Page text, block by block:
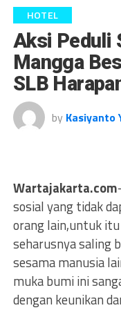
HOTEL
Aksi Peduli
Mangga
SLB
by Kasiyanto
Wartajakarta.com
sosial yang tidak
orang lain,untuk
seharusnya saling
sesama manusia
muka bumi ini
dengan keunikan